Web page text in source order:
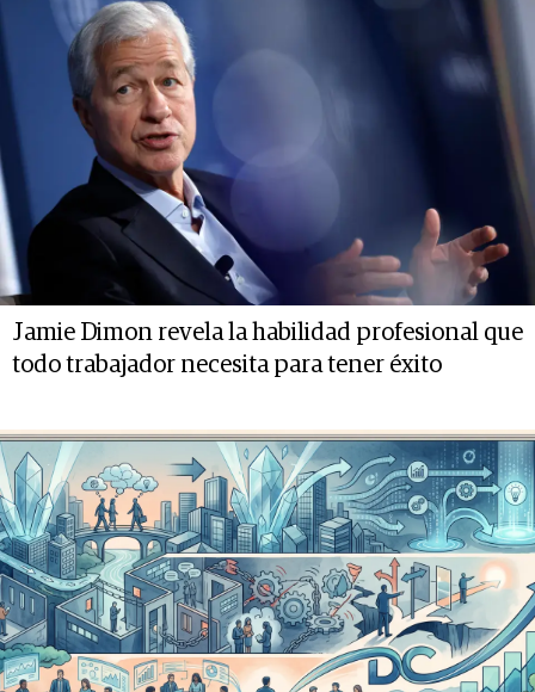
Jamie Dimon revela la habilidad profesional que
todo trabajador necesita para tener éxito